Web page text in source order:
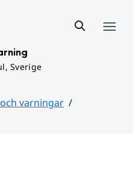
Sverige
varningar